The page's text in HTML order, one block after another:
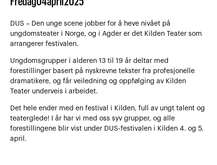
DUS – Den unge scene jobber for å heve nivået på
ungdomsteater i Norge, og i Agder er det Kilden Teater som
arrangerer festivalen.
Ungdomsgrupper i alderen 13 til 19 år deltar med
forestillinger basert på nyskrevne tekster fra profesjonelle
dramatikere, og får veiledning og oppfølging av Kilden
Teater underveis i arbeidet.
Det hele ender med en festival i Kilden, full av ungt talent og
teaterglede! I år har vi med oss syv grupper, og alle
forestillingene blir vist under DUS-festivalen i Kilden 4. og 5.
april.